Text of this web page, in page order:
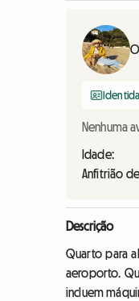
Nenhuma
Idade:
Anfitrião
Descrição
Quarto para
aeroporto.
incluem